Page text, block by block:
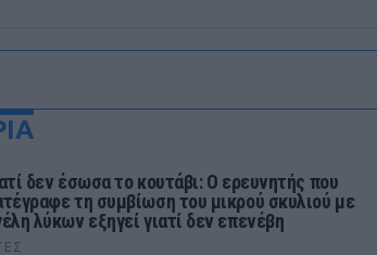
δεν έσωσα το κουτάβι: Ο ερευνητής που
τη συμβίωση του μικρού σκυλιού με
λύκων εξηγεί γιατί δεν επενέβη